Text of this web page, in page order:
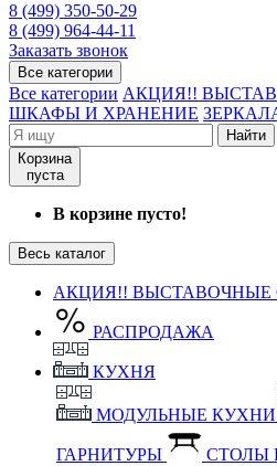
8 (499) 350-50-29
8 (499) 964-44-11
Заказать звонок
Все категории
Все категории АКЦИЯ!!
ШКАФЫ И ХРАНЕНИЕ
Найти
Корзина
пуста
В корзине пусто!
Весь каталог
АКЦИЯ!! ВЫСТАВОЧНЫЕ
РАСПРОДАЖА
КУХНЯ
МОДУЛЬНЫЕ КУХНИ
ГАРНИТУРЫ СТОЛЫ